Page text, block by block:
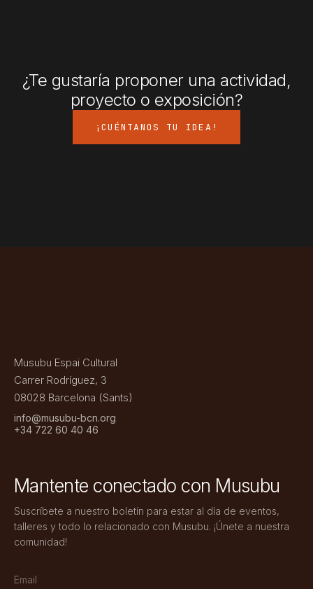
¿Te gustaría proponer una actividad,
proyecto o exposición?
¡CUÉNTANOS TU IDEA!
Musubu Espai Cultural
Carrer Rodríguez, 3
08028 Barcelona (Sants)
info@musubu-bcn.org
+34 722 60 40 46
Mantente conectado con Musubu
Suscríbete a nuestro boletín para estar al día de eventos,
talleres y todo lo relacionado con Musubu. ¡Únete a nuestra
comunidad!